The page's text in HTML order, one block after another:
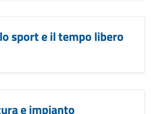
sport e il tempo libero
e impianto